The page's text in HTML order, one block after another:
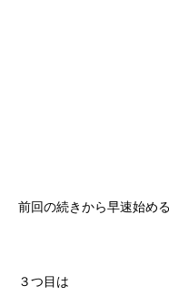
前回の続きから早速始める
３つ目は